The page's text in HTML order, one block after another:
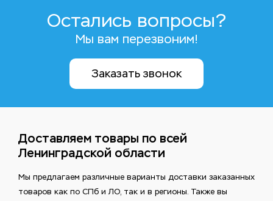
Остались вопросы?
Мы вам перезвоним!
Заказать звонок
Доставляем товары по всей
Ленинградской области
Мы предлагаем различные варианты доставки заказанных
товаров как по СПб и ЛО, так и в регионы. Также вы